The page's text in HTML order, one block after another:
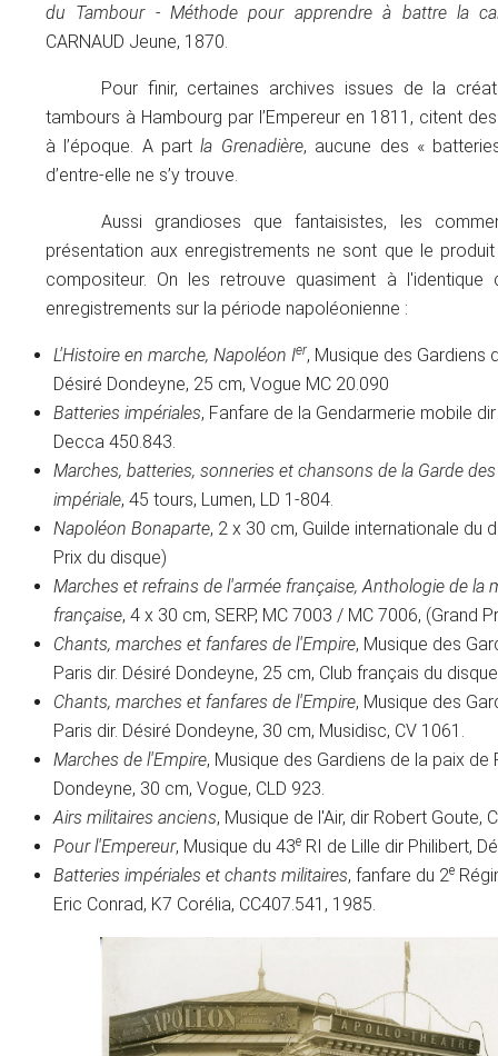
du Tambour - Méthode pour apprendre à battre la
CARNAUD Jeune, 1870.
Pour finir, certaines archives issues de la
tambours à Hambourg par l’Empereur en 1811, citent
à l’époque. A partla Grenadière, aucune des «
d’entre-elle ne s’y trouve.
Aussi grandioses que fantaisistes, les
présentation aux enregistrements ne sont que le
compositeur. On les retrouve quasiment à l'identique
L'Histoire en marche, Napoléon Ier, Musique des Gardiens
Désiré Dondeyne, 25 cm, Vogue MC 20.090
Batteries impériales, Fanfare de la Gendarmerie mobile
Decca 450.843.
Marches, batteries, sonneries et chansons de la Garde
impériale, 45 tours, Lumen, LD 1-804.
Napoléon Bonaparte, 2 x 30 cm, Guilde internationale du
Prix du disque)
Marches et refrains de l'armée française, Anthologie de la
française, 4 x 30 cm, SERP, MC 7003 / MC 7006, (Grand
Chants, marches et fanfares de l'Empire, Musique des
Paris dir. Désiré Dondeyne, 25 cm, Club français du
Chants, marches et fanfares de l'Empire, Musique des
Paris dir. Désiré Dondeyne, 30 cm, Musidisc, CV 1061.
Marches de l'Empire, Musique des Gardiens de la paix de
Dondeyne, 30 cm, Vogue, CLD 923.
Airs militaires anciens, Musique de l'Air, dir Robert Goute,
Pour l'Empereur, Musique du 43e RI de Lille dir Philibert,
Batteries impériales et chants militaires, fanfare du 2e
Eric Conrad, K7 Corélia, CC407.541, 1985.